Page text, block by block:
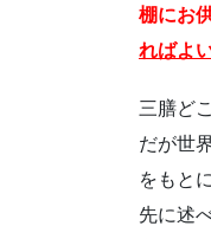
棚にお
ればよ
三膳ど
だが世
をもと
先に述